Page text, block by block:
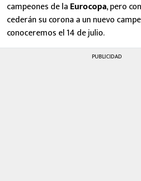
campeones de la Eurocopa, pero
cederán su corona a un nuevo
conoceremos el 14 de julio.
PUBLICIDAD